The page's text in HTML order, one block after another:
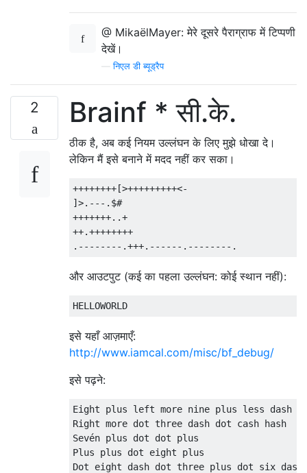
@ MikaëlMayer: मेरे दूसरे पैराग्राफ में टिप्पणी
देखें।
—निएल डी ब्यूड्रैप
2 Brainf * सी.के.
ठीक है, अब कई नियम उल्लंघन के लिए मुझे धोखा दे।
लेकिन मैं इसे बनाने में मदद नहीं कर सका।
++++++++[>+++++++++<-
]>.---.$#
+++++++..+
++.++++++++
और आउटपुट (कई का पहला उल्लंघन: कोई स्थान नहीं):
इसे यहाँ आज़माएँ:
http://www.iamcal.com/misc/bf_debug/
इसे पढ़ने:
Eight plus left more nine plus less dash
Right more dot three dash dot cash hash
Sevén plus dot dot plus
Plus plus dot eight plus